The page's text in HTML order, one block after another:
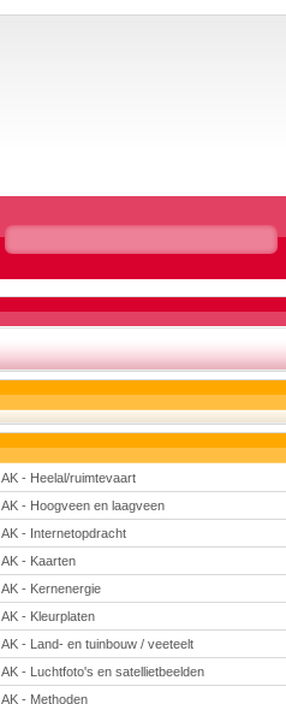
AK - Heelal/ruimtevaart
AK - Hoogveen en laagveen
AK - Internetopdracht
AK - Kaarten
AK - Kernenergie
AK - Kleurplaten
AK - Land- en tuinbouw / veeteelt
AK - Luchtfoto's en satellietbeelden
AK - Methoden